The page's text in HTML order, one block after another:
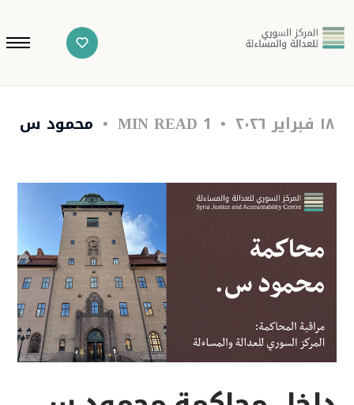
١٨ فبراير ٢٠٢٦ محمود س